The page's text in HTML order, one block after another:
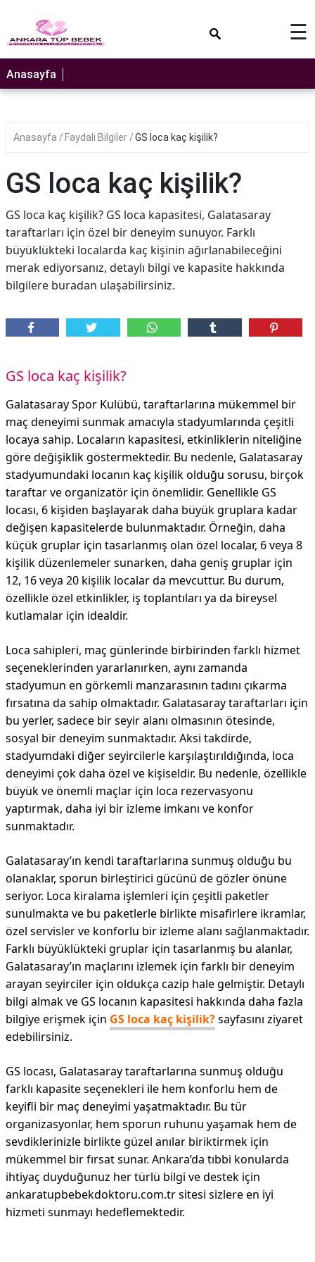
☰
Anasayfa
Anasayfa Faydalı Bilgiler GS loca kaç kişilik?
GS loca kaç kişilik?
GS loca kaç kişilik? GS loca kapasitesi, Galatasaray
taraftarları için özel bir deneyim sunuyor. Farklı
büyüklükteki localarda kaç kişinin ağırlanabileceğini
merak ediyorsanız, detaylı bilgi ve kapasite hakkında
bilgilere buradan ulaşabilirsiniz.
GS loca kaç kişilik?
Galatasaray Spor Kulübü, taraftarlarına mükemmel bir
maç deneyimi sunmak amacıyla stadyumlarında çeşitli
locaya sahip. Locaların kapasitesi, etkinliklerin niteliğine
göre değişiklik göstermektedir. Bu nedenle, Galatasaray
stadyumundaki locanın kaç kişilik olduğu sorusu, birçok
taraftar ve organizatör için önemlidir. Genellikle GS
locası, 6 kişiden başlayarak daha büyük gruplara kadar
değişen kapasitelerde bulunmaktadır. Örneğin, daha
küçük gruplar için tasarlanmış olan özel localar, 6 veya 8
kişilik düzenlemeler sunarken, daha geniş gruplar için
12, 16 veya 20 kişilik localar da mevcuttur. Bu durum,
özellikle özel etkinlikler, iş toplantıları ya da bireysel
kutlamalar için idealdir.
Loca sahipleri, maç günlerinde birbirinden farklı hizmet
seçeneklerinden yararlanırken, aynı zamanda
stadyumun en görkemli manzarasının tadını çıkarma
fırsatına da sahip olmaktadır. Galatasaray taraftarları için
bu yerler, sadece bir seyir alanı olmasının ötesinde,
sosyal bir deneyim sunmaktadır. Aksi takdirde,
stadyumdaki diğer seyircilerle karşılaştırıldığında, loca
deneyimi çok daha özel ve kişiseldir. Bu nedenle, özellikle
büyük ve önemli maçlar için loca rezervasyonu
yaptırmak, daha iyi bir izleme imkanı ve konfor
sunmaktadır.
Galatasaray’ın kendi taraftarlarına sunmuş olduğu bu
olanaklar, sporun birleştirici gücünü de gözler önüne
seriyor. Loca kiralama işlemleri için çeşitli paketler
sunulmakta ve bu paketlerle birlikte misafirlere ikramlar,
özel servisler ve konforlu bir izleme alanı sağlanmaktadır.
Farklı büyüklükteki gruplar için tasarlanmış bu alanlar,
Galatasaray’ın maçlarını izlemek için farklı bir deneyim
arayan seyirciler için oldukça cazip hale gelmiştir. Detaylı
bilgi almak ve GS locanın kapasitesi hakkında daha fazla
bilgiye erişmek için GS loca kaç kişilik?sayfasını ziyaret
edebilirsiniz.
GS locası, Galatasaray taraftarlarına sunmuş olduğu
farklı kapasite seçenekleri ile hem konforlu hem de
keyifli bir maç deneyimi yaşatmaktadır. Bu tür
organizasyonlar, hem sporun ruhunu yaşamak hem de
sevdiklerinizle birlikte güzel anılar biriktirmek için
mükemmel bir fırsat sunar. Ankara’da tıbbi konularda
ihtiyaç duyduğunuz her türlü bilgi ve destek için
ankaratupbebekdoktoru.com.tr sitesi sizlere en iyi
hizmeti sunmayı hedeflemektedir.